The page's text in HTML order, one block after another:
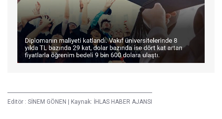
Editör : SİNEM GÖNEN | Kaynak: İHLAS HABER AJANSI